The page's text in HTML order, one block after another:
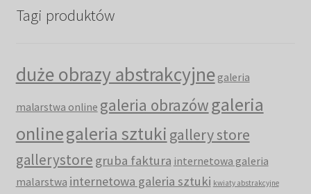
Tagi produktów
duże obrazy abstrakcyjne galeria
malarstwa online galeria obrazów galeria
onlinegaleria sztuki gallery store
gallerystore gruba faktura internetowa galeria
malarstwa internetowa galeria sztuki kwiaty abstrakcyjne